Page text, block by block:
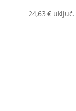
24,63 € uključ.